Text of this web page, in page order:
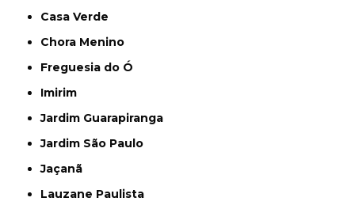
Casa Verde
Chora Menino
Freguesia do Ó
Imirim
Jardim Guarapiranga
Jardim São Paulo
Jaçanã
Lauzane Paulista